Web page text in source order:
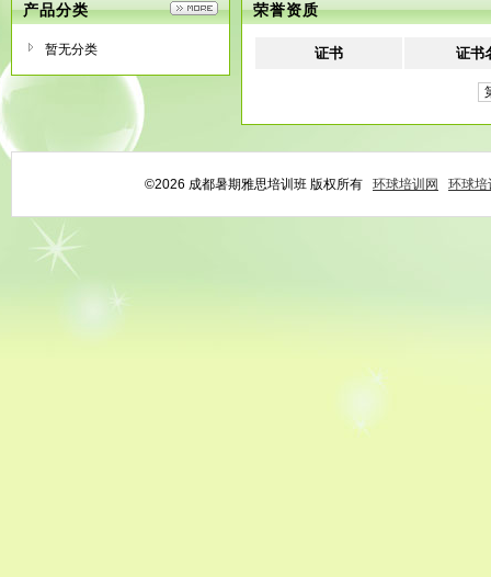
产品分类
暂无分类
荣誉资质
证书 证书
©2026 成都暑期雅思培训班 版权所有 环球培训网 环球培